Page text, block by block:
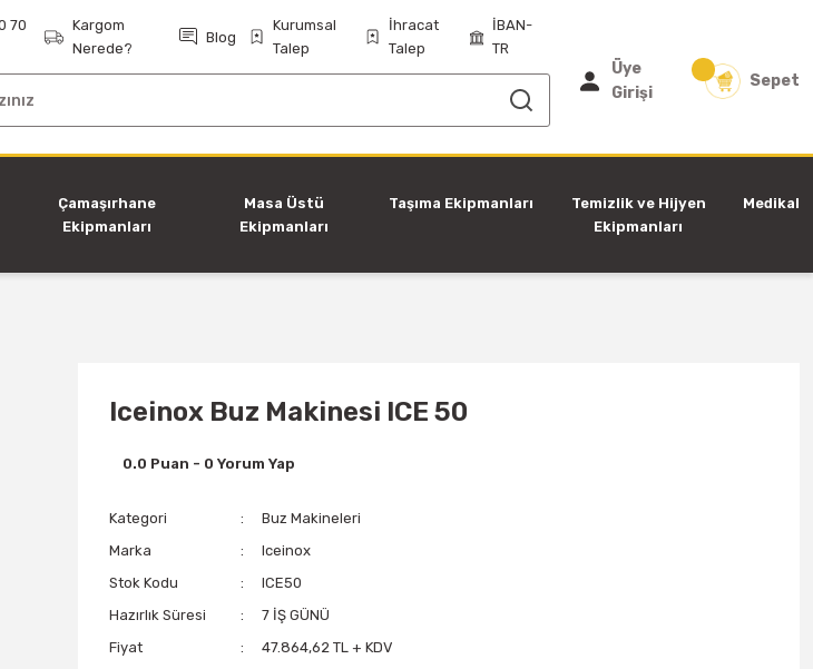
70
Kargom
Nerede?
Blog
Kurumsal
Talep
İhracat
Talep
İBAN-
TR
Üye
Girişi
Sepet
Çamaşırhane
Ekipmanları
Masa Üstü
Ekipmanları
Taşıma Ekipmanları
Temizlik ve Hijyen
Ekipmanları
Medikal
Iceinox Buz Makinesi ICE 50
0.0 Puan - 0 Yorum Yap
Kategori
Buz Makineleri
Marka
Iceinox
Stok Kodu
ICE50
Hazırlık Süresi
7 İŞ GÜNÜ
Fiyat
47.864,62 TL + KDV